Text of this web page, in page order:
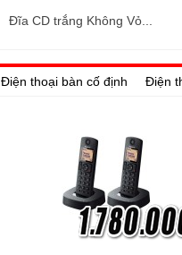
Đĩa CD trắng Không Vỏ...
Điện thoại bàn cố định Điện